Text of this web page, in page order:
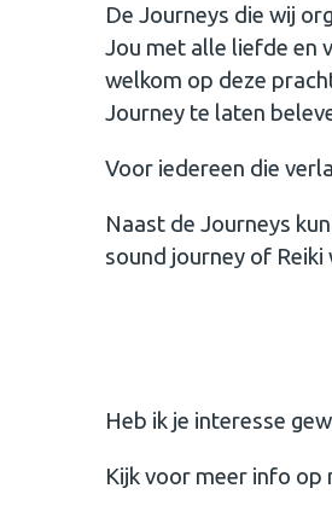
De Journeys die wij
Jou met alle liefde en
welkom op deze
Journey te laten
Voor iedereen die
Naast de Journeys
sound journey of
Heb ik je interesse
Kijk voor meer info op